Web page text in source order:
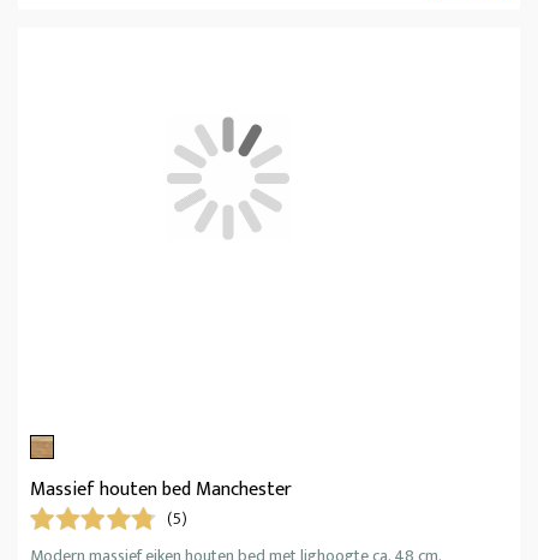
Massief houten bed Manchester
(5)